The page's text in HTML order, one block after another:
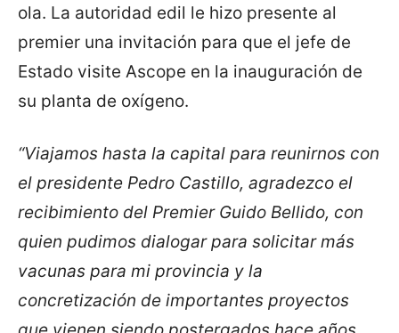
ola. La autoridad edil le hizo presente al
premier una invitación para que el jefe de
Estado visite Ascope en la inauguración de
su planta de oxígeno.
“Viajamos hasta la capital para reunirnos con
el presidente Pedro Castillo, agradezco el
recibimiento del Premier Guido Bellido, con
quien pudimos dialogar para solicitar más
vacunas para mi provincia y la
concretización de importantes proyectos